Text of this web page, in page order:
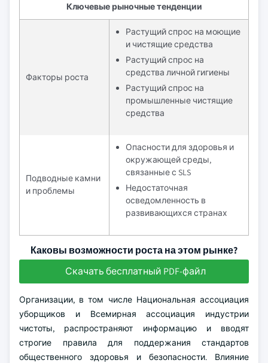
Ключевые рыночные тенденции
Факторы роста
Растущий спрос на моющие
и чистящие средства
Растущий спрос на
средства личной гигиены
Растущий спрос на
промышленные чистящие
средства
Подводные камни
и проблемы
Опасности для здоровья и
окружающей среды,
связанные с SLS
Недостаточная
осведомленность в
развивающихся странах
Каковы возможности роста на этом рынке?
Скачать бесплатный PDF-файл
Организации, в том числе Национальная ассоциация
уборщиков и Всемирная ассоциация индустрии
чистоты, распространяют информацию и вводят
строгие правила для поддержания стандартов
общественного здоровья и безопасности. Влияние